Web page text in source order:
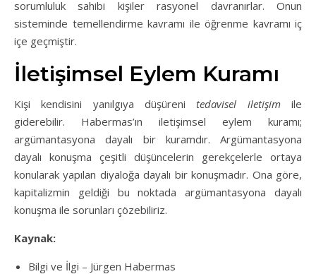
sorumluluk sahibi kişiler rasyonel davranırlar. Onun
sisteminde temellendirme kavramı ile öğrenme kavramı iç
içe geçmiştir.
İletişimsel Eylem Kuramı
Kişi kendisini yanılgıya düşürenitedavisel iletişimile
giderebilir. Habermas’ın iletişimsel eylem kuramı;
argümantasyona dayalı bir kuramdır. Argümantasyona
dayalı konuşma çeşitli düşüncelerin gerekçelerle ortaya
konularak yapılan diyaloğa dayalı bir konuşmadır. Ona göre,
kapitalizmin geldiği bu noktada argümantasyona dayalı
konuşma ile sorunları çözebiliriz.
Kaynak:
Bilgi ve İlgi – Jürgen Habermas